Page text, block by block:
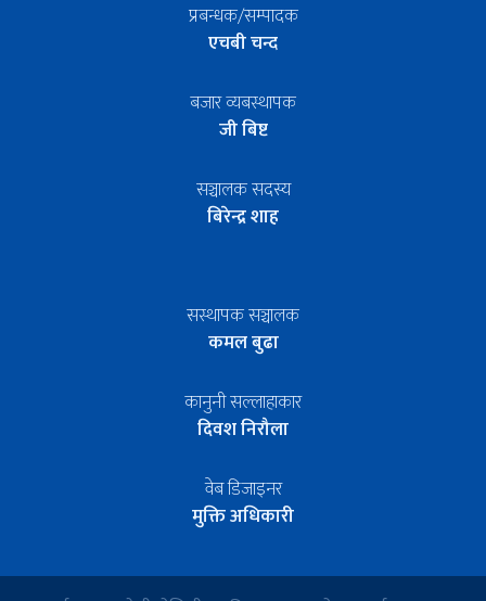
प्रबन्धक/सम्पादक
एचबी चन्द
बजार व्यबस्थापक
जी बिष्ट
सञ्चालक सदस्य
बिरेन्द्र शाह
सस्थापक सञ्चालक
कमल बुढा
कानुनी सल्लाहाकार
दिवश निरौला
वेब डिजाइनर
मुक्ति अधिकारी